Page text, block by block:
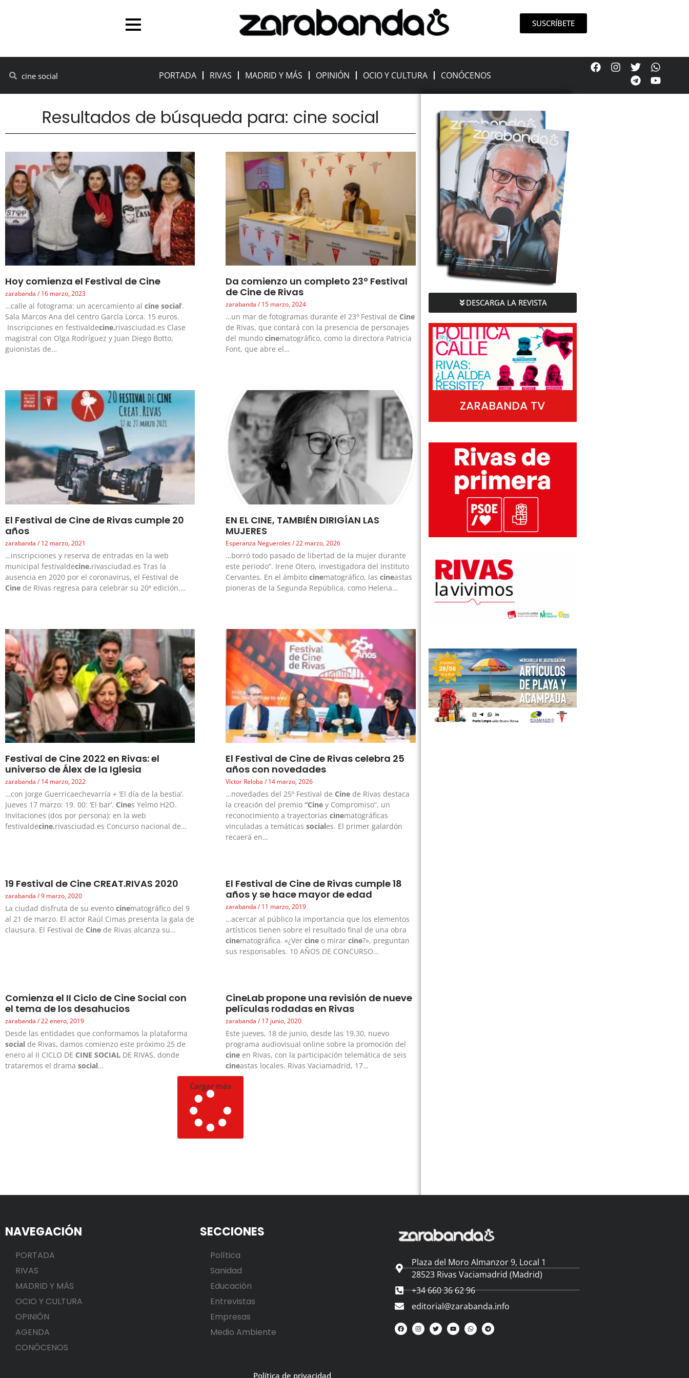
SUSCRÍBETE
PORTADA RIVAS MADRID Y MÁS OPINIÓN OCIO Y CULTURA CONÓCENOS
Resultados de búsqueda para: cine social
Hoy comienza el Festival de Cine
zarabanda 16 marzo, 2023
…calle al fotograma: un acercamiento al cine social’.
Sala Marcos Ana del centro García Lorca. 15 euros.
Inscripciones en festivaldecine.rivasciudad.es Clase
magistral con Olga Rodríguez y Juan Diego Botto,
guionistas de…
Da comienzo un completo 23º Festival
de Cine de Rivas
zarabanda 15 marzo, 2024
…un mar de fotogramas durante el 23º Festival de Cine
de Rivas, que contará con la presencia de personajes
del mundocinematográfico, como la directora Patricia
Font, que abre el…
El Festival de Cine de Rivas cumple 20
años
zarabanda 12 marzo, 2021
…inscripciones y reserva de entradas en la web
municipal festivaldecine.rivasciudad.es Tras la
ausencia en 2020 por el coronavirus, el Festival de
Cine de Rivas regresa para celebrar su 20ª edición….
EN EL CINE, TAMBIÉN DIRIGÍAN LAS
MUJERES
Esperanza Negueroles 22 marzo, 2026
…borró todo pasado de libertad de la mujer durante
este periodo”. Irene Otero, investigadora del Instituto
Cervantes. En el ámbitocinematográfico, lascineastas
pioneras de la Segunda República, como Helena…
Festival de Cine 2022 en Rivas: el
universo de Álex de la Iglesia
zarabanda 14 marzo, 2022
…con Jorge Guerricaechevarría + ‘El día de la bestia’.
Jueves 17 marzo: 19. 00: ‘El bar’. Cines Yelmo H2O.
Invitaciones (dos por persona): en la web
festivaldecine.rivasciudad.es Concurso nacional de…
El Festival de Cine de Rivas celebra 25
años con novedades
Víctor Reloba 14 marzo, 2026
…novedades del 25º Festival de Cine de Rivas destaca
la creación del premio“Cine y Compromiso”, un
reconocimiento a trayectoriascinematográficas
vinculadas a temáticassociales. El primer galardón
recaerá en…
19 Festival de Cine CREAT.RIVAS 2020
zarabanda 9 marzo, 2020
La ciudad disfruta de su evento cinematográfico del 9
al 21 de marzo. El actor Raúl Cimas presenta la gala de
clausura. El Festival de Cine de Rivas alcanza su…
El Festival de Cine de Rivas cumple 18
años y se hace mayor de edad
zarabanda 11 marzo, 2019
…acercar al público la importancia que los elementos
artísticos tienen sobre el resultado final de una obra
cinematográfica. «¿Vercine o mirarcine?», preguntan
sus responsables. 10 AÑOS DE CONCURSO…
Comienza el II Ciclo de Cine Social con
el tema de los desahucios
zarabanda 22 enero, 2019
Desde las entidades que conformamos la plataforma
social de Rivas, damos comienzo este próximo 25 de
enero al II CICLO DE CINE SOCIAL DE RIVAS, donde
trataremos el drama social…
CineLab propone una revisión de nueve
películas rodadas en Rivas
zarabanda 17 junio, 2020
Este jueves, 18 de junio, desde las 19.30, nuevo
programa audiovisual online sobre la promoción del
cine en Rivas, con la participación telemática de seis
cineastas locales. Rivas Vaciamadrid, 17…
Cargar más
DESCARGA LA REVISTA
ZARABANDA TV
NAVEGACIÓN
PORTADA
RIVAS
MADRID Y MÁS
OCIO Y CULTURA
OPINIÓN
AGENDA
CONÓCENOS
SECCIONES
Política
Sanidad
Educación
Entrevistas
Empresas
Medio Ambiente
Plaza del Moro Almanzor 9, Local 1
28523 Rivas Vaciamadrid (Madrid)
+34 660 36 62 96
editorial@zarabanda.info
Política de privacidad